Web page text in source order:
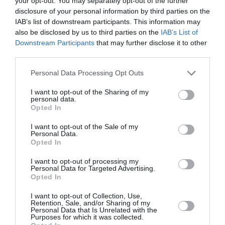
disclosure of your personal information by third parties on the
IAB’s list of downstream participants. This information may
also be disclosed by us to third parties on the IAB’s List of
Downstream Participants that may further disclose it to other
Personal Data Processing Opt Outs
I want to opt-out of the Sharing of my
personal data.
Opted In
I want to opt-out of the Sale of my
Personal Data.
Opted In
I want to opt-out of processing my
Personal Data for Targeted Advertising.
Opted In
I want to opt-out of Collection, Use,
Retention, Sale, and/or Sharing of my
Personal Data that Is Unrelated with the
Purposes for which it was collected.
ROMANI IN ITALIA
Articolul anterior
Reacția lui Klaus Iohannis, după demiterea